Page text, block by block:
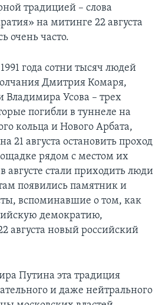
традицией – слова
на митинге 22 августа
очень часто.
года сотни тысяч людей
Дмитрия Комаря,
Владимира Усова – трех
погибли в туннеле на
кольца и Нового Арбата,
21 августа остановить проход
рядом с местом их
августе стали приходить люди
появились памятник и
вспоминавшие о том, как
демократию,
августа новый российский
Путина эта традиция
и даже нейтрального